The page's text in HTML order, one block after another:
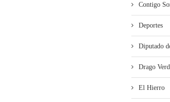
Contigo
Deportes
Diputado
Drago
El Hierro